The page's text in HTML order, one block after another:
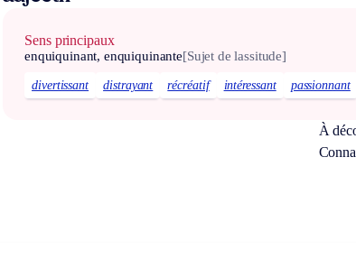
Sens principaux
enquiquinant, enquiquinante[Sujet de lassitude]
divertissant distrayant récréatif intéressant passionnant
À